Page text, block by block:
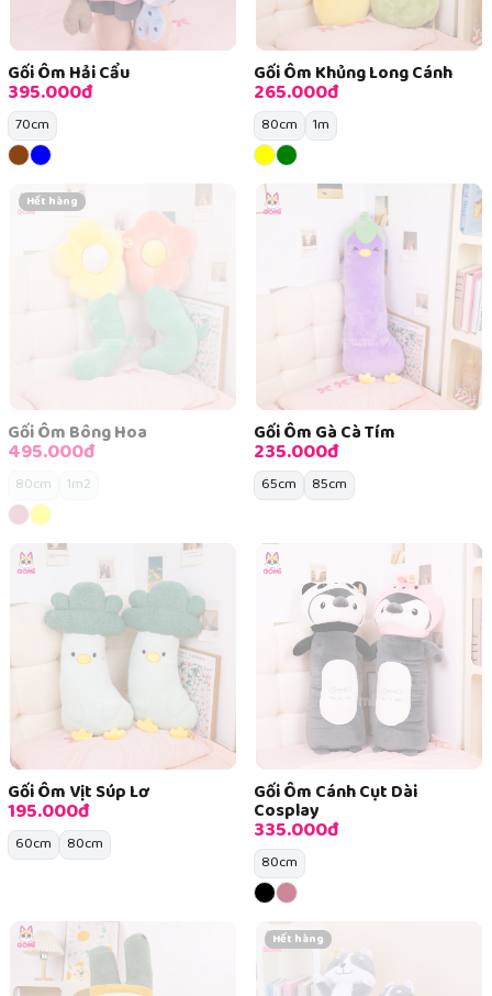
Gối Ôm Hải Cẩu
395.000đ
70cm
Gối Ôm Khủng Long Cánh
265.000đ
80cm 1m
Hết hàng
Gối Ôm Bông Hoa
495.000đ
80cm 1m2
Gối Ôm Gà Cà Tím
235.000đ
65cm 85cm
Gối Ôm Vịt Súp Lơ
195.000đ
60cm 80cm
Gối Ôm Cánh Cụt Dài
Cosplay
335.000đ
80cm
Hết hàng